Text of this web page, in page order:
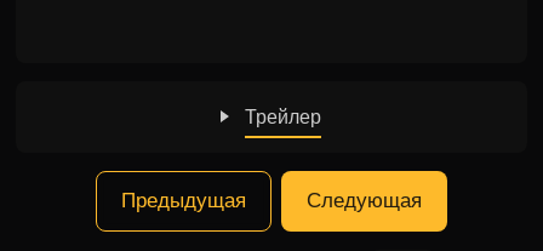
Трейлер
Предыдущая Следующая